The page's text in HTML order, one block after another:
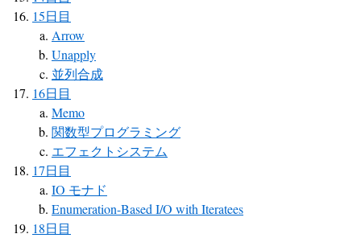
15日目
Arrow
Unapply
並列合成
16日目
Memo
関数型プログラミング
エフェクトシステム
17日目
IO モナド
Enumeration-Based I/O with Iteratees
18日目